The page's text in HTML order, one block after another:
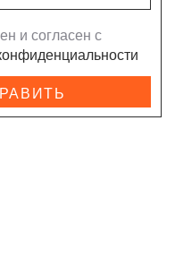
и согласен с